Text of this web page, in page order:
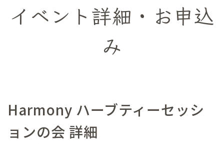
イベント詳細・お申込
み
Harmony ハーブティーセッシ
ョンの会 詳細